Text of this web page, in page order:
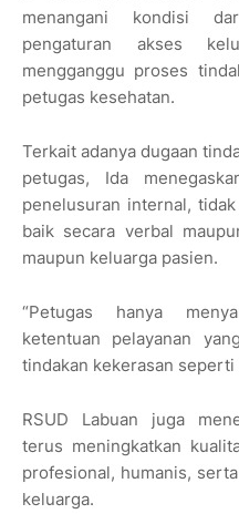
menangani kondisi
pengaturan akses
mengganggu proses
petugas kesehatan.
Terkait adanya dugaan
petugas, Ida
penelusuran internal,
baik secara verbal
maupun keluarga pasien.
“Petugas hanya
ketentuan pelayanan
tindakan kekerasan seperti
RSUD Labuan juga
terus meningkatkan
profesional, humanis,
keluarga.